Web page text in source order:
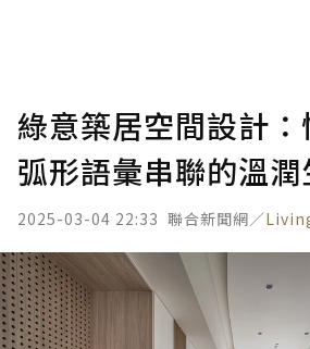
綠意築居空間設計
弧形語彙串聯的溫
2025-03-04 22:33 聯合新聞網／